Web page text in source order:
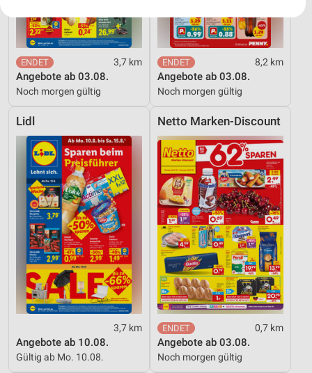
3,7 km
Angebote ab 03.08.
Noch morgen gültig
8,2 km
Angebote ab 03.08.
Noch morgen gültig
Lidl
3,7 km
Angebote ab 10.08.
Gültig ab Mo. 10.08.
Netto Marken-Discount
0,7 km
Angebote ab 03.08.
Noch morgen gültig
Website/App.
Partnerliste anzeigen (1 IAB-Anbieter)
Wir nutzen Ihre Daten für folgende Zwecke:
IAB-Verarbeitungszwecke:
Speichern von oder Zugriff auf Informationen
Verwendung reduzierter Daten zur Auswahl von
Werbeanzeigen
Erstellung von Profilen für personalisierte
Werbung
Verwendung von Profilen zur Auswahl
personalisierter Werbung
Erstellung von Profilen zur Personalisierung
von Inhalten
Verwendung von Profilen zur Auswahl
personalisierter Inhalte
Messung der Werbeleistung
Messung der Performance von Inhalten